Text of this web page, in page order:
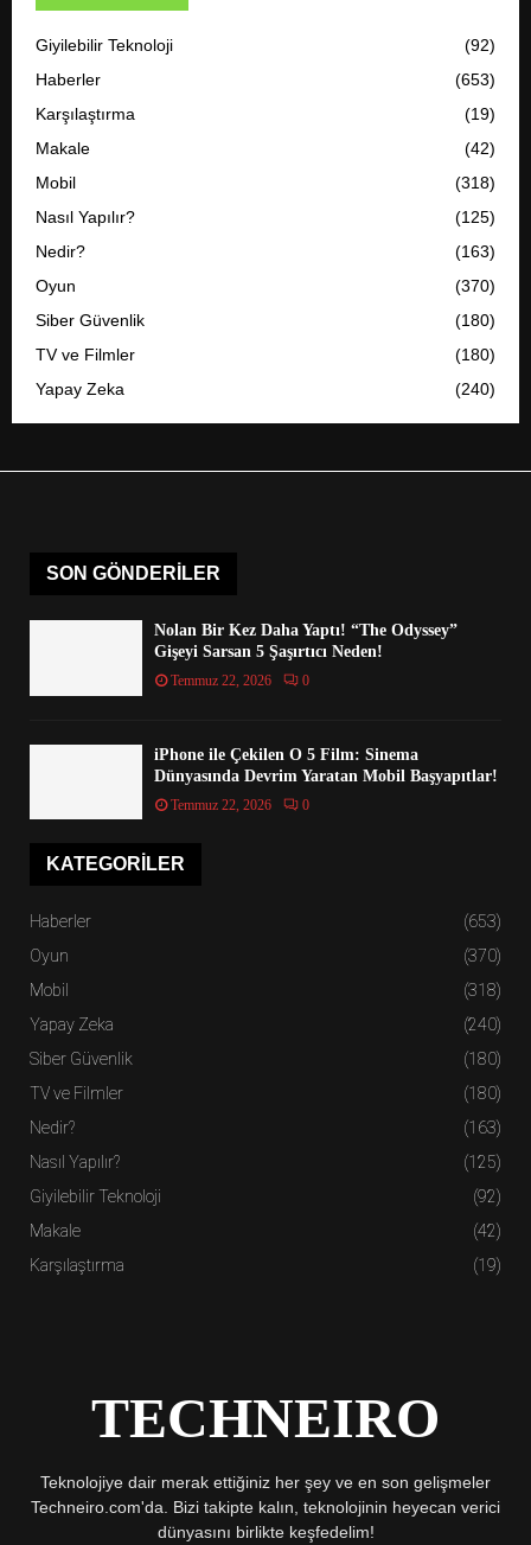
Giyilebilir Teknoloji
(92)
Haberler
(653)
Karşılaştırma
(19)
Makale
(42)
Mobil
(318)
Nasıl Yapılır?
(125)
Nedir?
(163)
Oyun
(370)
Siber Güvenlik
(180)
TV ve Filmler
(180)
Yapay Zeka
(240)
SON GÖNDERILER
Nolan Bir Kez Daha Yaptı! “The Odyssey”
Gişeyi Sarsan 5 Şaşırtıcı Neden!
Temmuz 22, 2026 0
iPhone ile Çekilen O 5 Film: Sinema
Dünyasında Devrim Yaratan Mobil Başyapıtlar!
Temmuz 22, 2026 0
KATEGORILER
Haberler
(653)
Oyun
(370)
Mobil
(318)
Yapay Zeka
(240)
Siber Güvenlik
(180)
TV ve Filmler
(180)
Nedir?
(163)
Nasıl Yapılır?
(125)
Giyilebilir Teknoloji
(92)
Makale
(42)
Karşılaştırma
(19)
TECHNEIRO
Teknolojiye dair merak ettiğiniz her şey ve en son gelişmeler
Techneiro.com'da. Bizi takipte kalın, teknolojinin heyecan verici
dünyasını birlikte keşfedelim!